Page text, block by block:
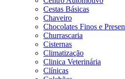
Cestas Básicas
Chaveiro
Chocolates Finos e
Churrascaria
Cisternas
Climatização
Clinica Veterinária
Clínicas